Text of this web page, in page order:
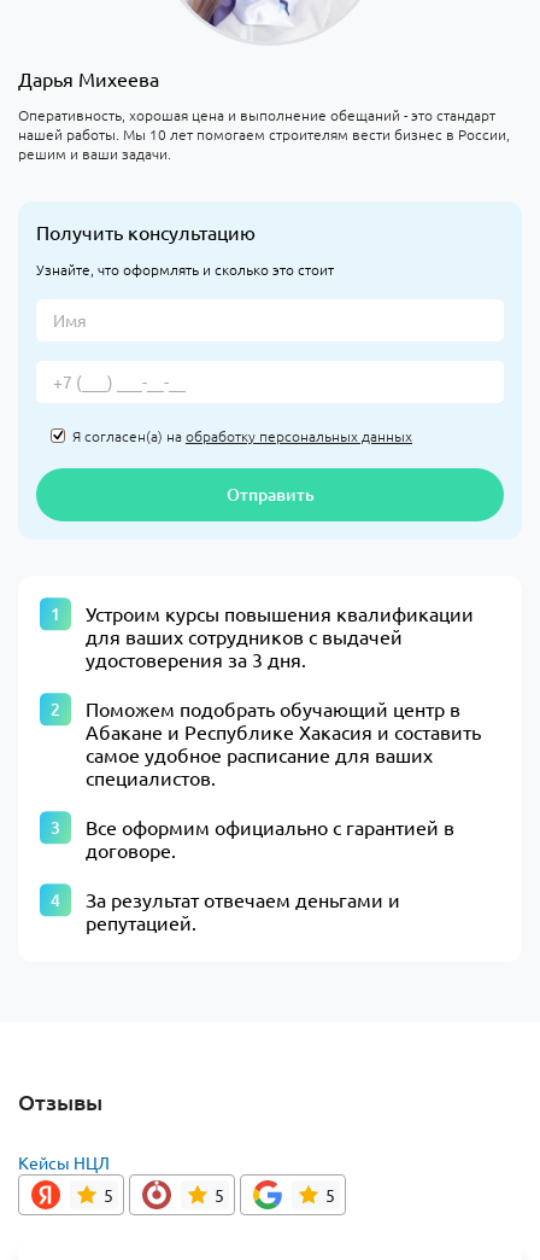
Дарья Михеева
Оперативность, хорошая цена и выполнение обещаний - это стандарт
нашей работы. Мы 10 лет помогаем строителям вести бизнес в России,
решим и ваши задачи.
Получить консультацию
Узнайте, что оформлять и сколько это стоит
Я согласен(а) наобработку персональных данных
Отправить
Устроим курсы повышения квалификации
для ваших сотрудников с выдачей
удостоверения за 3 дня.
Поможем подобрать обучающий центр в
Абакане и Республике Хакасия и составить
самое удобное расписание для ваших
специалистов.
Все оформим официально с гарантией в
договоре.
За результат отвечаем деньгами и
репутацией.
Отзывы
Кейсы НЦЛ
5
5 5